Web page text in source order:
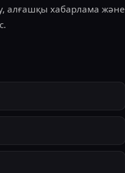
алғашқы хабарлама және